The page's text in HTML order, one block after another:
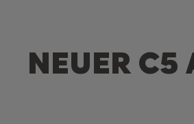
NEUER C5